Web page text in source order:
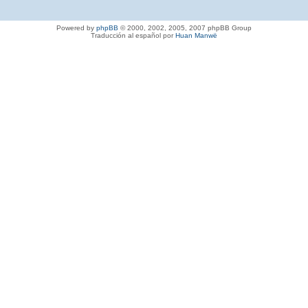
Powered by phpBB © 2000, 2002, 2005, 2007 phpBB Group
Traducción al español porHuan Manwë